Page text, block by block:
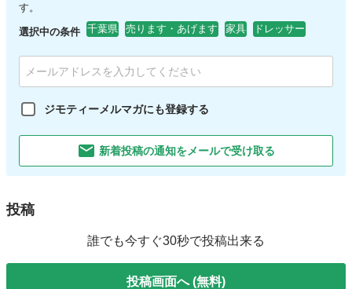
す。
選択中の条件 千葉県 売ります・あげます 家具 ドレッサー
ジモティーメルマガにも登録する
新着投稿の通知をメールで受け取る
投稿
誰でも今すぐ30秒で投稿出来る
投稿画面へ (無料)